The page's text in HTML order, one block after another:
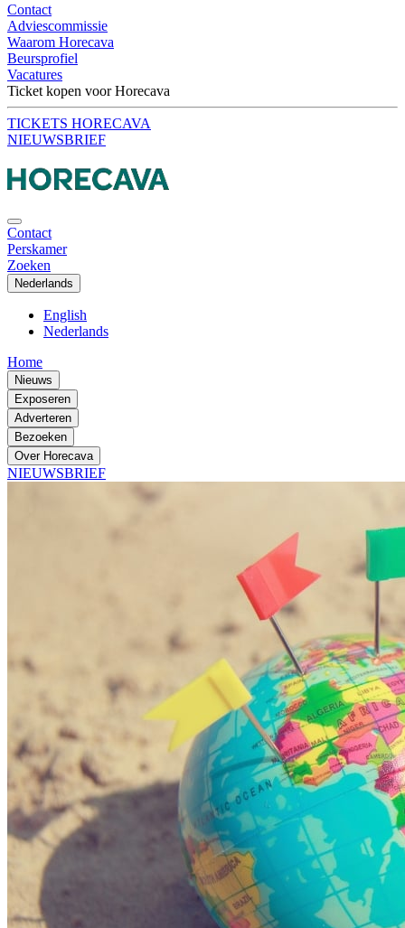
Contact
Adviescommissie
Waarom Horecava
Beursprofiel
Vacatures
Ticket kopen voor Horecava
TICKETS HORECAVA
NIEUWSBRIEF
Contact
Perskamer
Zoeken
Nederlands
English
Nederlands
Home
Nieuws
Exposeren
Adverteren
Bezoeken
Over Horecava
NIEUWSBRIEF